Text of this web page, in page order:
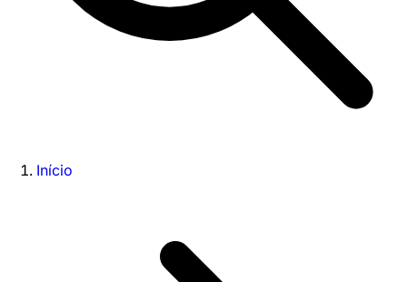
Início